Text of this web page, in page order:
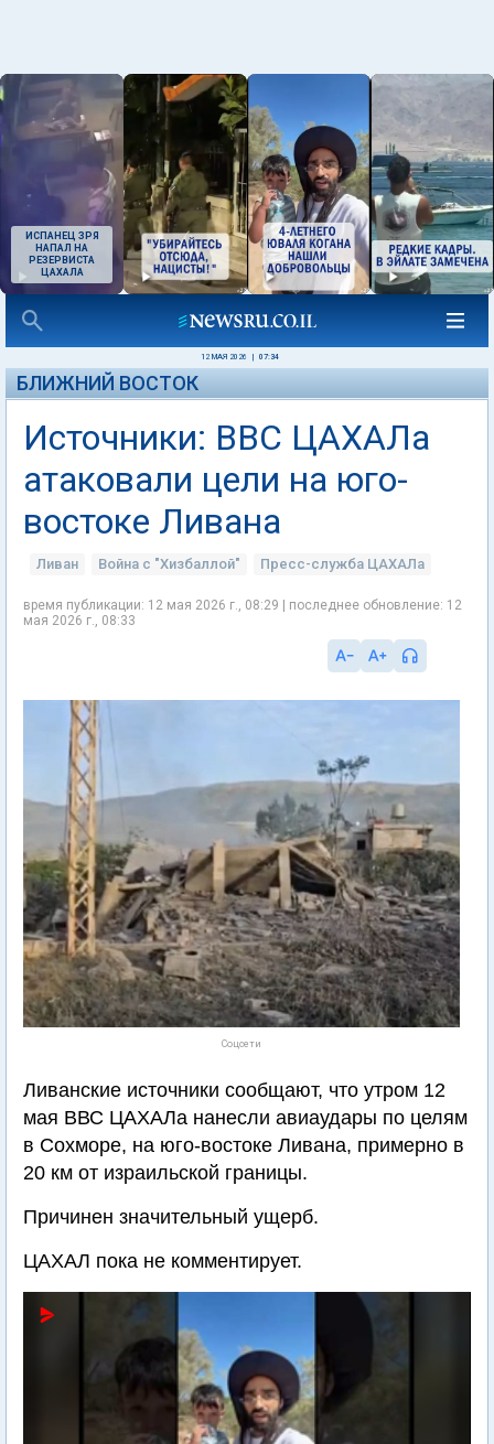
ИСПАНЕЦ ЗРЯ
НАПАЛ НА
РЕЗЕРВИСТА
ЦАХАЛА
12 МАЯ 2026 07:34
БЛИЖНИЙ ВОСТОК
Источники: ВВС ЦАХАЛа
атаковали цели на юго-
востоке Ливана
Ливан Война с "Хизбаллой" Пресс-служба ЦАХАЛа
время публикации: 12 мая 2026 г., 08:29 | последнее обновление: 12
мая 2026 г., 08:33
Соцсети
Ливанские источники сообщают, что утром 12
мая ВВС ЦАХАЛа нанесли авиаудары по целям
в Сохморе, на юго-востоке Ливана, примерно в
20 км от израильской границы.
Причинен значительный ущерб.
ЦАХАЛ пока не комментирует.